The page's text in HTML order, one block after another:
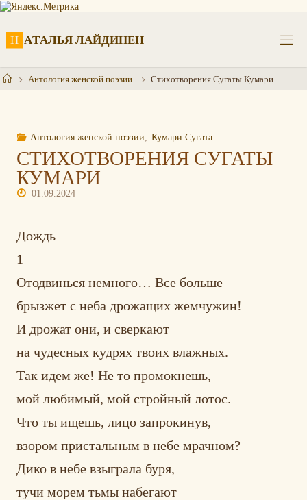
Перейти
Н АТАЛЬЯ ЛАЙДИНЕН
ГлавнаяАнтология женской поэзии Стихотворения Сугаты Кумари
Антология женской поэзии Кумари Сугата
СТИХОТВОРЕНИЯ СУГАТЫ
КУМАРИ
01.09.2024
Дождь
1
Отодвинься немного… Все больше
брызжет с неба дрожащих жемчужин!
И дрожат они, и сверкают
на чудесных кудрях твоих влажных.
Так идем же! Не то промокнешь,
мой любимый, мой стройный лотос.
Что ты ищешь, лицо запрокинув,
взором пристальным в небе мрачном?
Дико в небе взыграла буря,
тучи морем тьмы набегают